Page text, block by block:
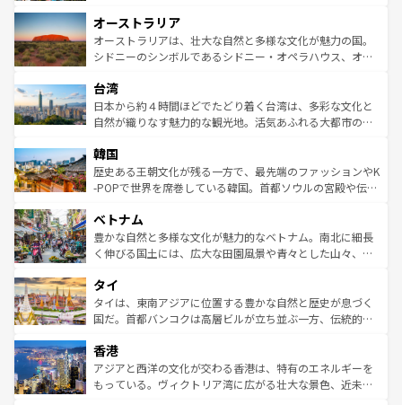
部のニューオーリンズでは、音楽と美食が融合した独特の
文化が魅力。旅行者はアメリカの各地域で異なる魅力を楽
しみながら、その多様性と豊かな歴史を感じることができ
ならではの贅沢な旅のスタイルだ。 なお、新着のアメリカ
情報はコンテンツ一覧を参照してほしい。
ワイ島は見逃せない。また、定番の観光地といえばオアフ
島だが、静かな自然を求めるならマウイ島やカウアイ島が
おすすめ。エメラルドグリーンに輝く海をはじめ、豊かな
れるおもてなしの心で訪れる人々を迎えてくれるハワイの
人々、おいしいローカルフードやハワイアンミュージッ
ク、伝統的なフラダンスなど、すべてがハワイの魅力を彩
ワイを、存分に味わってほしい。 なお、新着のハワイ情報
はコンテンツ一覧を参照してほしい。
オーストラリア
オーストラリアは、壮大な自然と多様な文化が魅力の国。
シドニーのシンボルであるシドニー・オペラハウス、オー
リアリーフや大陸中央部にそびえるウルル（エアーズロッ
ク）、タスマニアの美しい原生林やケアンズの熱帯雨林な
ど、見どころがたくさん。また、カフェやワイン、オージ
いる。アクティビティも充実しており、サーフィンやダイ
ビング、ハイキングなど、アウトドア好きにはたまらな
い。オーストラリアの多彩な魅力を存分に味わいつくそ
参照してほしい。
台湾
日本から約４時間ほどでたどり着く台湾は、多彩な文化と
自然が織りなす魅力的な観光地。活気あふれる大都市の台
ン）、静ひつな山岳地帯である台湾東部など、都市の喧騒
と山間の静けさが共存しており、訪れる人に新しい発見と
驚きをもたらしてくれる。また、奥深い台湾の食文化も魅
容にもいいと評判のスイーツなど、バラエティ豊かな料理
が味わえる。 なお、新着の台湾情報は コンテンツ一覧を参
照してほしい。
韓国
歴史ある王朝文化が残る一方で、最先端のファッションやK
-POPで世界を席巻している韓国。首都ソウルの宮殿や伝統
き、地方に足を延ばせば四季折々の自然美を楽しむことが
できる。そして、キムチや焼肉、絶品のストリートフード
まで、さまざまな韓国料理が待っている。夜には、韓国な
リティに包まれながら、韓国の多彩な魅力を心ゆくまで味
わってみてほしい。 なお、新着の韓国情報はコンテンツ一
覧を参照してほしい。
ベトナム
豊かな自然と多様な文化が魅力的なベトナム。南北に細長
く伸びる国土には、広大な田園風景や青々とした山々、世
急速な発展と共に伝統が息づく。ハノイの古い町並みやホ
ーチミン市のフランス統治時代の建物も、独特の雰囲気を
醸し出している。また、バラエティの豊かさとおいしさで
とつ。フォーやバインミー、ベトナムコーヒーなどは、ぜ
ひ現地で味わいたい。どの地域を訪れてもあたたかい人々
が旅行者を迎えてくれるので、きっと忘れられない旅にな
タイ
タイは、東南アジアに位置する豊かな自然と歴史が息づく
国だ。首都バンコクは高層ビルが立ち並ぶ一方、伝統的な
の活気が交差している。北部ではチェンマイなどの山岳地
帯で自然と触れ合い、南部ではプーケットやクラビの美し
いビーチでリゾート気分を楽しむことができる。タイ料理
香港
アジアと西洋の文化が交わる香港は、特有のエネルギーを
もっている。ヴィクトリア湾に広がる壮大な景色、近未来